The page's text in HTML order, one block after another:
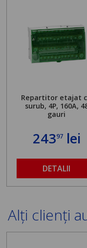
Repartitor etajat
surub, 4P, 160A,
gauri
24397lei
DETALII
Alți clienți